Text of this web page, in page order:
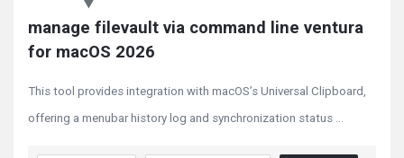
manage filevault via command line ventura
for macOS 2026
This tool provides integration with macOS’s Universal Clipboard,
offering a menubar history log and synchronization status ...